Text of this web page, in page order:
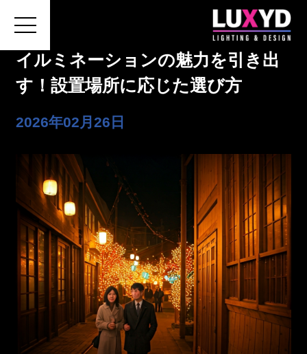
ホーム
LUXYDについて
施工の費用・流れ
会社概要
お問い合わせ
イルミネーションの魅力を引き出
す！設置場所に応じた選び方
2026年02月26日